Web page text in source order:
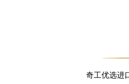
奇工优选进